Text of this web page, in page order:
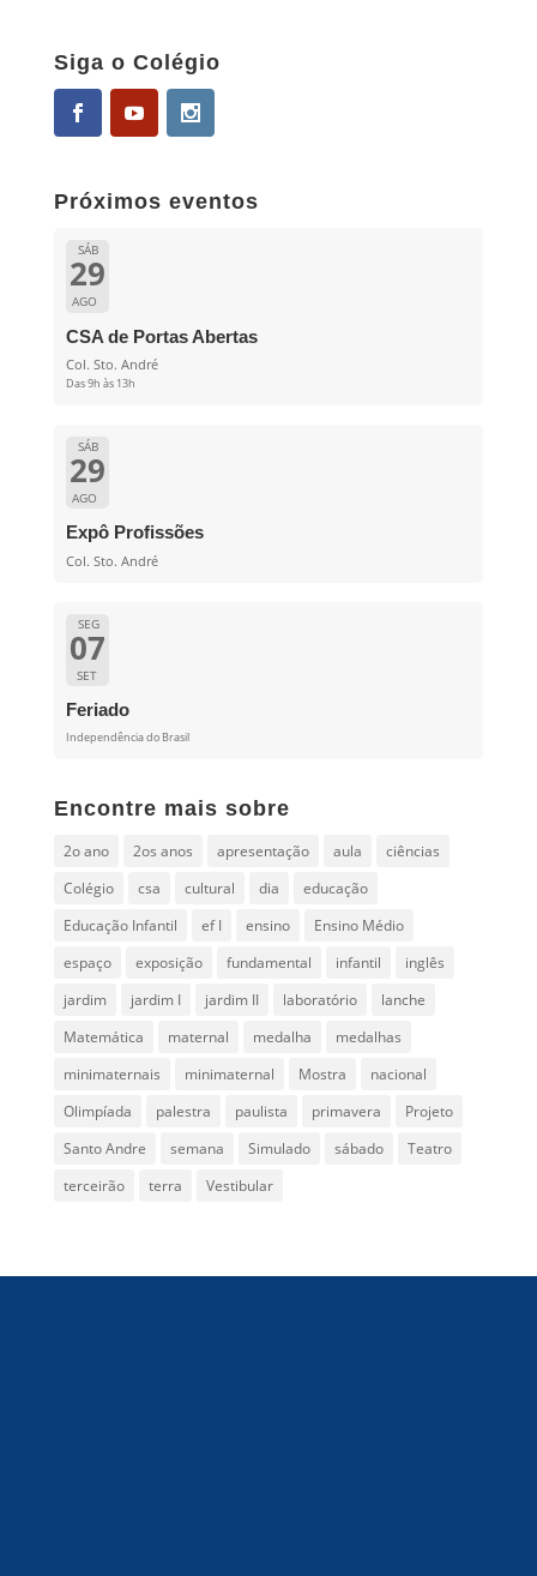
Siga o Colégio
Próximos eventos
SÁB
29
AGO
CSA de Portas Abertas
Col. Sto. André
Das 9h às 13h
SÁB
29
AGO
Expô Profissões
Col. Sto. André
SEG
07
SET
Feriado
Independência do Brasil
Encontre mais sobre
2o ano 2os anos apresentação aula
ciências
Colégio
csa cultural dia
educação
Educação Infantil
ef I ensino
Ensino Médio
espaço
exposição fundamental infantil
inglês
jardim
jardim I jardim II laboratório
lanche
Matemática
maternal medalha
medalhas
minimaternais
minimaternal Mostra
nacional
Olimpíada
palestra paulista primavera
Projeto
Santo Andre
semana Simulado sábado
Teatro
terceirão
terra Vestibular